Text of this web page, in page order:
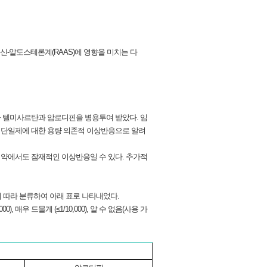
-알도스테론계(RAAS)에 영향을 미치는 다
미사르탄과 암로디핀을 병용투여 받았다. 임
일제에 대한 용량 의존적 이상반응으로 알려
에서도 잠재적인 이상반응일 수 있다. 추가적
라 분류하여 아래 표로 나타내었다.
매우 드물게 (≤1/10,000), 알 수 없음(사용 가